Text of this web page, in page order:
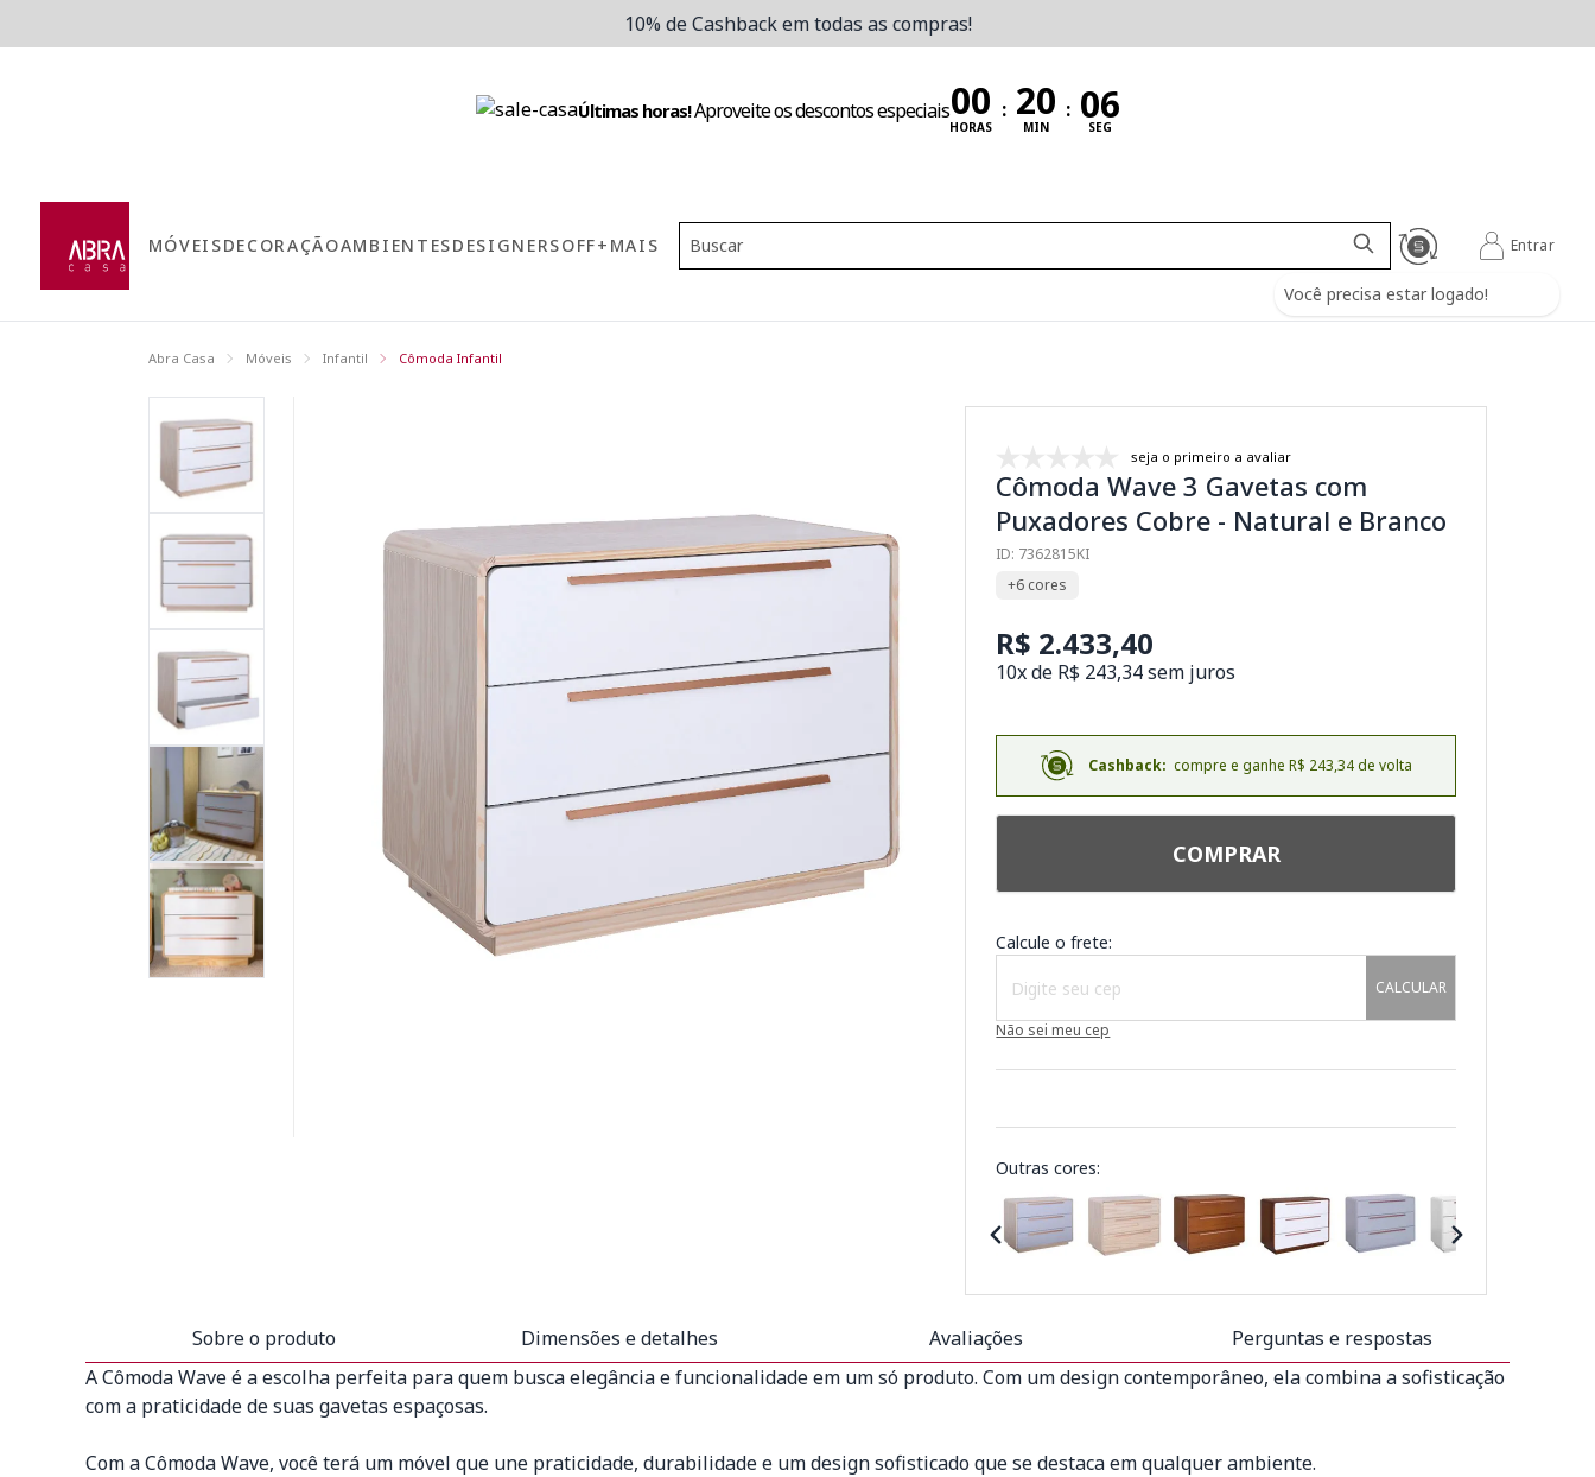
10% de Cashback em todas as compras!
Últimas horas!Aproveite os descontos especiais
HORAS
:
MIN
:
SEG
MÓVEISDECORAÇÃOAMBIENTESDESIGNERSOFF+MAIS
Você precisa estar logado!
Entrar
Abra Casa Móveis Infantil Cômoda Infantil
seja o primeiro a avaliar
Cômoda Wave 3 Gavetas com
Puxadores Cobre - Natural e Branco
ID: 7362815KI
+6 cores
R$ 2.433,40
10x de R$ 243,34 sem juros
Cashback: compre e ganhe R$ 243,34 de volta
COMPRAR
Calcule o frete:
CALCULAR
Não sei meu cep
Outras cores:
Sobre o produto Dimensões e detalhes Avaliações
Perguntas e respostas
A Cômoda Wave é a escolha perfeita para quem busca elegância e funcionalidade em um só produto. Com um design contemporâneo, ela combina a sofisticação
com a praticidade de suas gavetas espaçosas.
Com a Cômoda Wave, você terá um móvel que une praticidade, durabilidade e um design sofisticado que se destaca em qualquer ambiente.